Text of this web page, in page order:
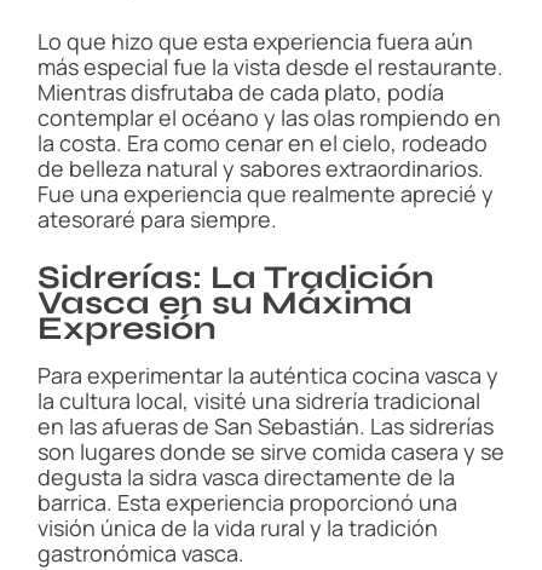
Lo que hizo que esta experiencia fuera aún
más especial fue la vista desde el restaurante.
Mientras disfrutaba de cada plato, podía
contemplar el océano y las olas rompiendo en
la costa. Era como cenar en el cielo, rodeado
de belleza natural y sabores extraordinarios.
Fue una experiencia que realmente aprecié y
atesoraré para siempre.
Sidrerías: La Tradición
Vasca en su Máxima
Expresión
Para experimentar la auténtica cocina vasca y
la cultura local, visité una sidrería tradicional
en las afueras de San Sebastián. Las sidrerías
son lugares donde se sirve comida casera y se
degusta la sidra vasca directamente de la
barrica. Esta experiencia proporcionó una
visión única de la vida rural y la tradición
gastronómica vasca.